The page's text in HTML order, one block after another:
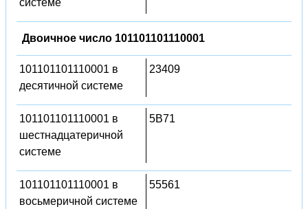
Двоичное число 101101101110001
101101101110001 в
десятичной системе
23409
101101101110001 в
шестнадцатеричной
системе
5B71
101101101110001 в
восьмеричной системе
55561